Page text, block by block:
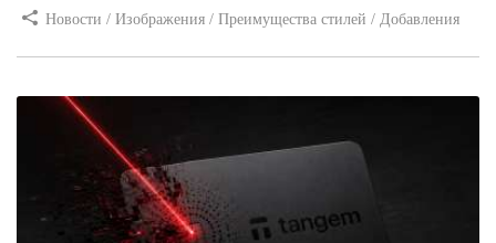
Новости / Изображения / Преимущества стилей / Добавления